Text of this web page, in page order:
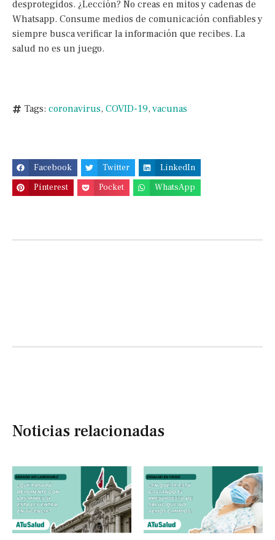
desprotegidos. ¿Lección? No creas en mitos y cadenas de
Whatsapp. Consume medios de comunicación confiables y
siempre busca verificar la información que recibes. La
salud no es un juego.
Tags: coronavirus, COVID-19, vacunas
Facebook Twitter
LinkedIn
Pinterest
Pocket WhatsApp
Noticias relacionadas